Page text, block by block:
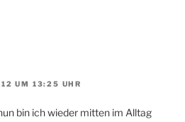
UM 13:25 UHR
bin ich wieder mitten im Alltag